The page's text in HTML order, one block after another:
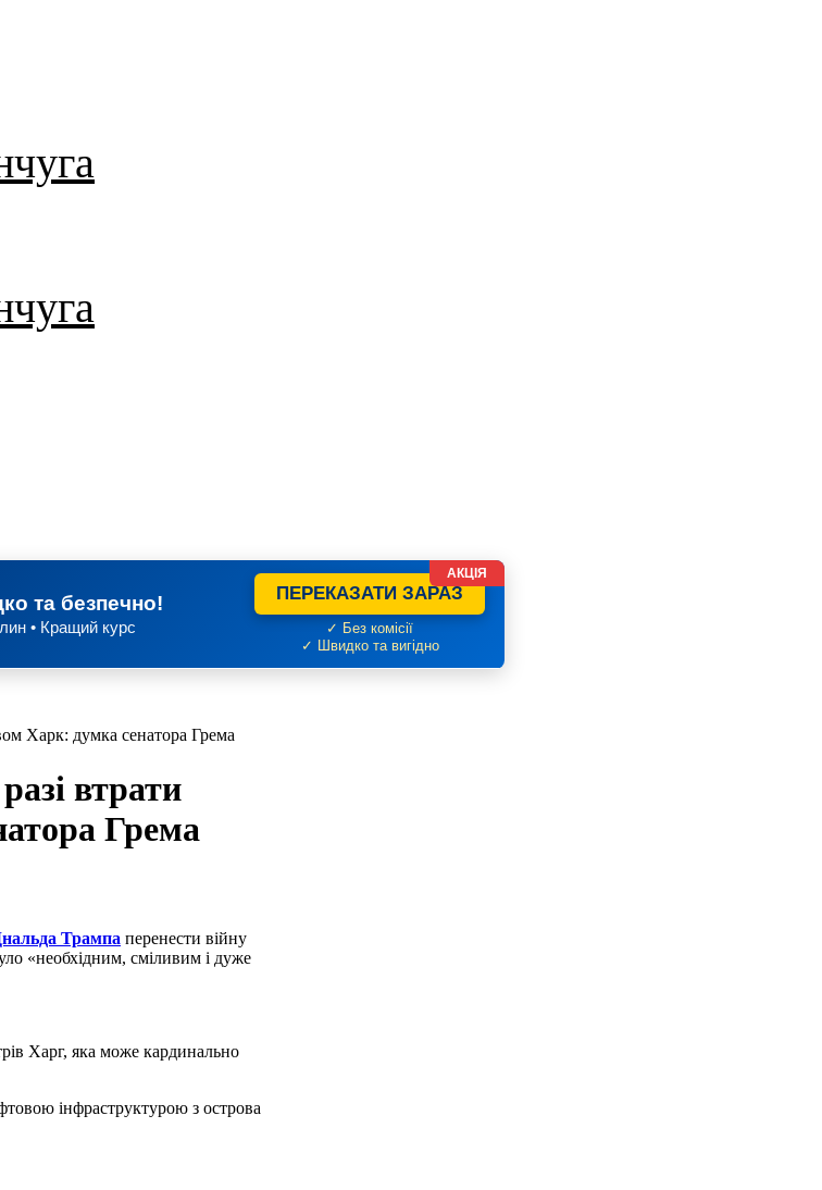
та безпечно!
• Кращий курс
ПЕРЕКАЗАТИ ЗАРАЗ
✓ Без комісії
✓ Швидко та вигідно
АКЦІЯ
Харк: думка сенатора Грема
втрати
Грема
Трампа перенести війну
«необхідним, сміливим і дуже
Харг, яка може кардинально
інфраструктурою з острова